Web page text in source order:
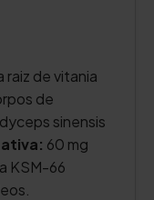
raiz de vitania
de
sinensis
60 mg
KSM-66